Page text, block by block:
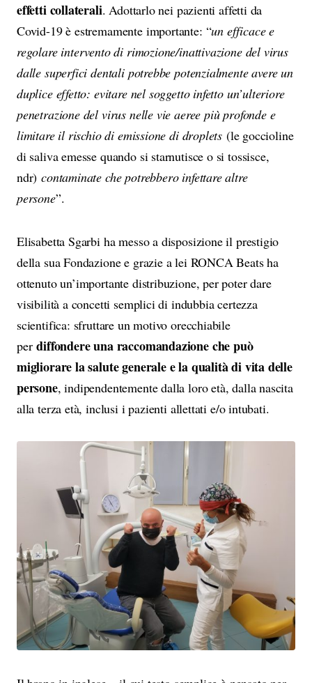
effetti collaterali. Adottarlo nei pazienti affetti da
Covid-19 è estremamente importante: “un efficace e
regolare intervento di rimozione/inattivazione del virus
dalle superfici dentali potrebbe potenzialmente avere un
duplice effetto: evitare nel soggetto infetto un’ulteriore
penetrazione del virus nelle vie aeree più profonde e
limitare il rischio di emissione di droplets (le goccioline
di saliva emesse quando si starnutisce o si tossisce,
ndr)contaminate che potrebbero infettare altre
persone”.
Elisabetta Sgarbi ha messo a disposizione il prestigio
della sua Fondazione e grazie a lei RONCA Beats ha
ottenuto un’importante distribuzione, per poter dare
visibilità a concetti semplici di indubbia certezza
scientifica: sfruttare un motivo orecchiabile
perdiffondere una raccomandazione che può
migliorare la salute generale e la qualità di vita delle
persone, indipendentemente dalla loro età, dalla nascita
alla terza età, inclusi i pazienti allettati e/o intubati.